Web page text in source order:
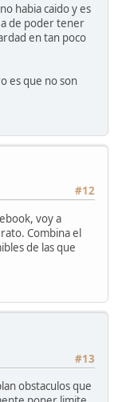
habia caido y es
de poder tener
en tan poco
es que no son
#12
voy a
Combina el
de las que
#13
obstaculos que